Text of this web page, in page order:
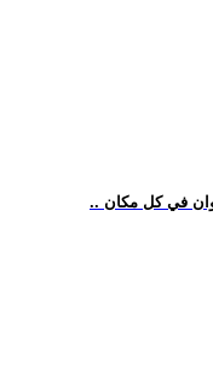
في كل مكان